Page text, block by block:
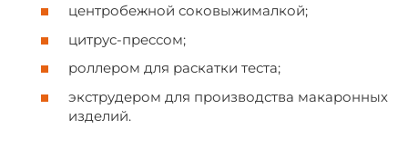
центробежной соковыжималкой;
цитрус-прессом;
роллером для раскатки теста;
экструдером для производства макаронных
изделий.